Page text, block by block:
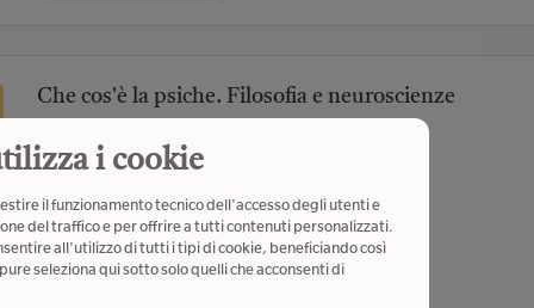
Che cos'è la psiche. Filosofia e neuroscienze
Astrolabio Ubaldini (2021)
(0)
€ 34,00 Verifica disponibilità
i cookie
il funzionamento tecnico dell'accesso degli utenti e
del traffico e per offrire a tutti contenuti personalizzati.
all'utilizzo di tutti i tipi di cookie, beneficiando così
seleziona qui sotto solo quelli che acconsenti di